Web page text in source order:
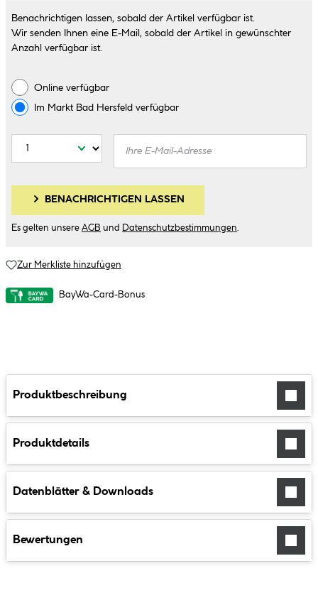
Benachrichtigen lassen, sobald der Artikel verfügbar ist.
Wir senden Ihnen eine E-Mail, sobald der Artikel in gewünschter
Anzahl verfügbar ist.
Online verfügbar
Im Markt Bad Hersfeld verfügbar
BENACHRICHTIGEN LASSEN
Es gelten unsere AGB und Datenschutzbestimmungen
Zur Merkliste hinzufügen
BayWa-Card-Bonus
Produktbeschreibung
Produktdetails
Datenblätter & Downloads
Bewertungen